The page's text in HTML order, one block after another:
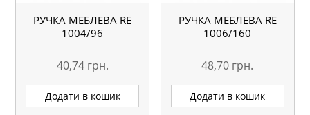
РУЧКА МЕБЛЕВА RE
1004/96
40,74 грн.
Додати в кошик
РУЧКА МЕБЛЕВА RE
1006/160
48,70 грн.
Додати в кошик